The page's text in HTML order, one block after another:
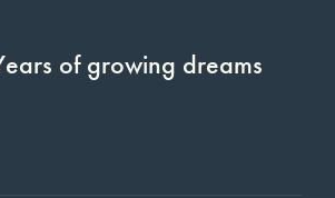
of growing dreams